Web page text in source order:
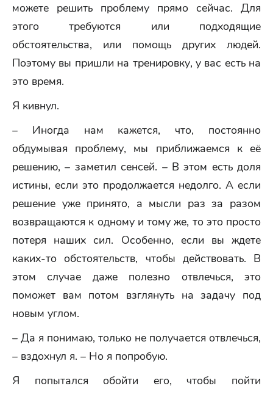
можете решить проблему прямо сейчас. Для
этого требуются или подходящие
обстоятельства, или помощь других людей.
Поэтому вы пришли на тренировку, у вас есть на
это время.
Я кивнул.
– Иногда нам кажется, что, постоянно
обдумывая проблему, мы приближаемся к её
решению, – заметил сенсей. – В этом есть доля
истины, если это продолжается недолго. А если
решение уже принято, а мысли раз за разом
возвращаются к одному и тому же, то это просто
потеря наших сил. Особенно, если вы ждете
каких-то обстоятельств, чтобы действовать. В
этом случае даже полезно отвлечься, это
поможет вам потом взглянуть на задачу под
новым углом.
– Да я понимаю, только не получается отвлечься,
– вздохнул я. – Но я попробую.
Я попытался обойти его, чтобы пойти